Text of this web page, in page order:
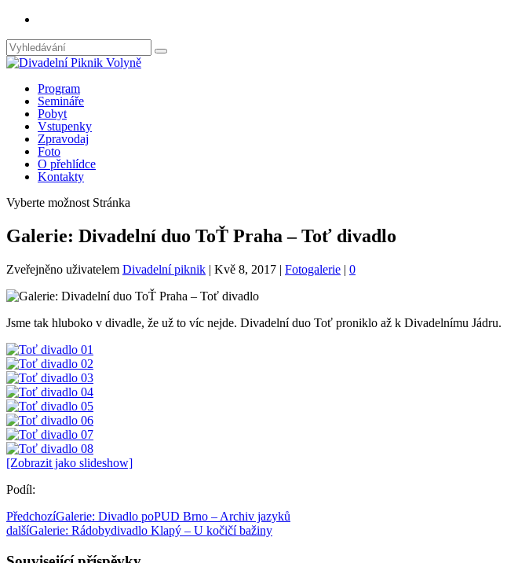
Program
Semináře
Pobyt
Vstupenky
Zpravodaj
Foto
O přehlídce
Kontakty
Vyberte možnost Stránka
Galerie: Divadelní duo ToŤ Praha – Toť divadlo
Zveřejněno uživatelem Divadelní piknik | Kvě 8, 2017 | Fotogalerie | 0
Jsme tak hluboko v divadle, že už to víc nejde. Divadelní duo Toť proniklo až k Divadelnímu Jádru.
[Zobrazit jako slideshow]
Podíl:
PředchozíGalerie: Divadlo poPUD Brno – Archiv jazyků
dalšíGalerie: Rádobydivadlo Klapý – U kočičí bažiny